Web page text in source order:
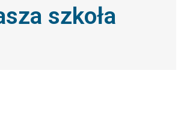
szkoła